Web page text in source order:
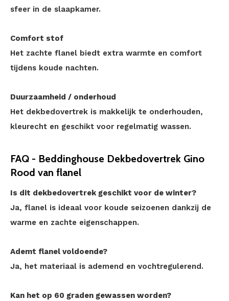
sfeer in de slaapkamer.
Comfort stof
Het zachte flanel biedt extra warmte en comfort
tijdens koude nachten.
Duurzaamheid / onderhoud
Het dekbedovertrek is makkelijk te onderhouden,
kleurecht en geschikt voor regelmatig wassen.
FAQ - Beddinghouse Dekbedovertrek Gino
Rood van flanel
Is dit dekbedovertrek geschikt voor de winter?
Ja, flanel is ideaal voor koude seizoenen dankzij de
warme en zachte eigenschappen.
Ademt flanel voldoende?
Ja, het materiaal is ademend en vochtregulerend.
Kan het op 60 graden gewassen worden?